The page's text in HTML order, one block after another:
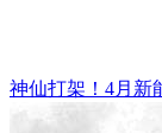
神仙打架！4月